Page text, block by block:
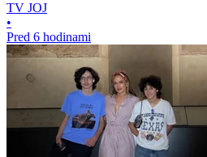
TV JOJ
•
Pred 6 hodinami